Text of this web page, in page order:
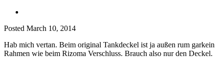
Posted March 10, 2014
Hab mich vertan. Beim original Tankdeckel ist ja außen rum garkein
Rahmen wie beim Rizoma Verschluss. Brauch also nur den Deckel.